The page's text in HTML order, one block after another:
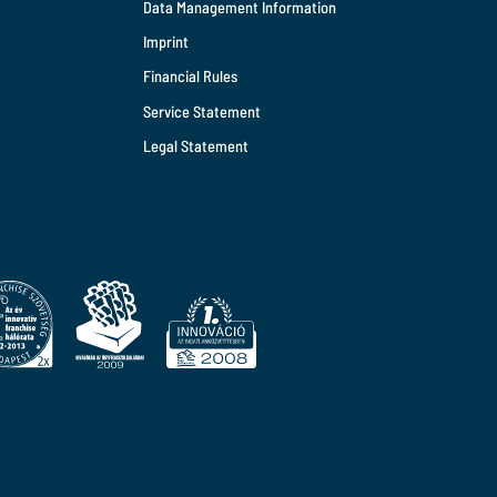
Data Management Information
Imprint
Financial Rules
Service Statement
Legal Statement